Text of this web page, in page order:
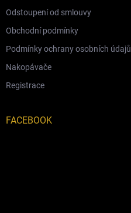
Odstoupení od smlouvy
Obchodní podmínky
Podmínky ochrany osobních údajů
Nakopávače
Registrace
FACEBOOK